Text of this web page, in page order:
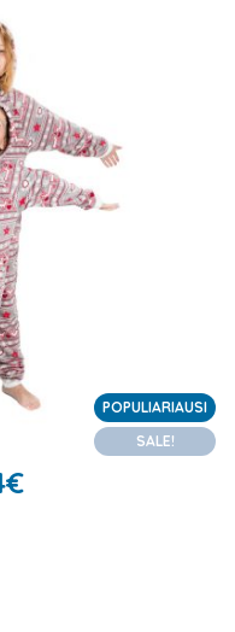
POPULIARIAUSI
SALE!
€